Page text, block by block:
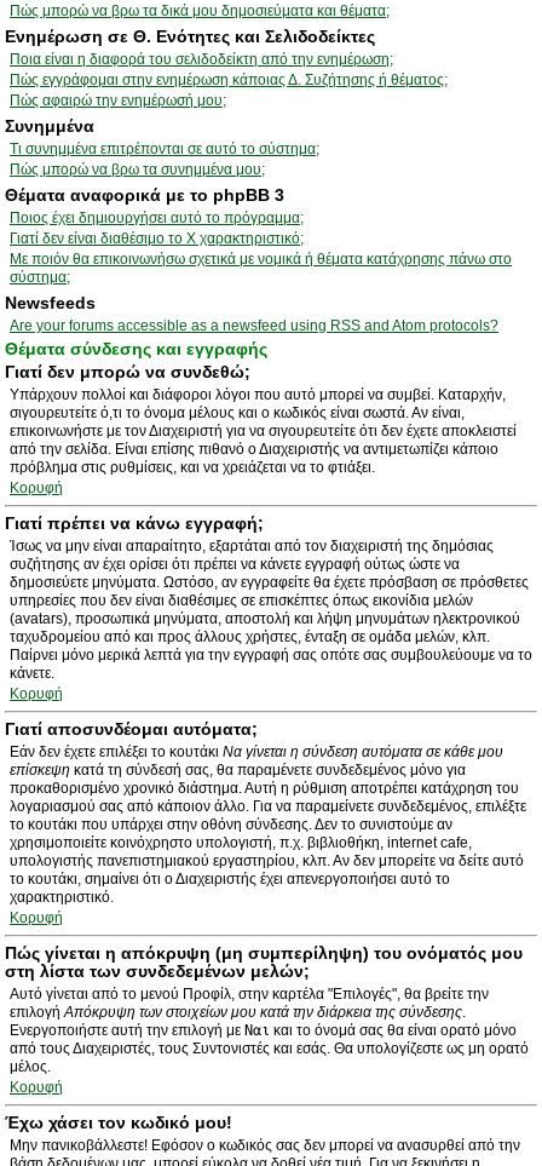
Πώς μπορώ να βρω τα δικά μου δημοσιεύματα και θέματα;
Ενημέρωση σε Θ. Ενότητες και Σελιδοδείκτες
Ποια είναι η διαφορά του σελιδοδείκτη από την ενημέρωση;
Πώς εγγράφομαι στην ενημέρωση κάποιας Δ. Συζήτησης ή θέματος;
Πώς αφαιρώ την ενημέρωσή μου;
Συνημμένα
Τι συνημμένα επιτρέπονται σε αυτό το σύστημα;
Πώς μπορώ να βρω τα συνημμένα μου;
Θέματα αναφορικά με το phpBB 3
Ποιος έχει δημιουργήσει αυτό το πρόγραμμα;
Γιατί δεν είναι διαθέσιμο το Χ χαρακτηριστικό;
Με ποιόν θα επικοινωνήσω σχετικά με νομικά ή θέματα κατάχρησης πάνω στο
σύστημα;
Newsfeeds
Are your forums accessible as a newsfeed using RSS and Atom protocols?
Θέματα σύνδεσης και εγγραφής
Γιατί δεν μπορώ να συνδεθώ;
Υπάρχουν πολλοί και διάφοροι λόγοι που αυτό μπορεί να συμβεί. Καταρχήν,
σιγουρευτείτε ό,τι το όνομα μέλους και ο κωδικός είναι σωστά. Αν είναι,
επικοινωνήστε με τον Διαχειριστή για να σιγουρευτείτε ότι δεν έχετε αποκλειστεί
από την σελίδα. Είναι επίσης πιθανό ο Διαχειριστής να αντιμετωπίζει κάποιο
πρόβλημα στις ρυθμίσεις, και να χρειάζεται να το φτιάξει.
Κορυφή
Γιατί πρέπει να κάνω εγγραφή;
Ίσως να μην είναι απαραίτητο, εξαρτάται από τον διαχειριστή της δημόσιας
συζήτησης αν έχει ορίσει ότι πρέπει να κάνετε εγγραφή ούτως ώστε να
δημοσιεύετε μηνύματα. Ωστόσο, αν εγγραφείτε θα έχετε πρόσβαση σε πρόσθετες
υπηρεσίες που δεν είναι διαθέσιμες σε επισκέπτες όπως εικονίδια μελών
(avatars), προσωπικά μηνύματα, αποστολή και λήψη μηνυμάτων ηλεκτρονικού
ταχυδρομείου από και προς άλλους χρήστες, ένταξη σε ομάδα μελών, κλπ.
Παίρνει μόνο μερικά λεπτά για την εγγραφή σας οπότε σας συμβουλεύουμε να το
κάνετε.
Κορυφή
Γιατί αποσυνδέομαι αυτόματα;
Εάν δεν έχετε επιλέξει το κουτάκι Να γίνεται η σύνδεση αυτόματα σε κάθε μου
επίσκεψη κατά τη σύνδεσή σας, θα παραμένετε συνδεδεμένος μόνο για
προκαθορισμένο χρονικό διάστημα. Αυτή η ρύθμιση αποτρέπει κατάχρηση του
λογαριασμού σας από κάποιον άλλο. Για να παραμείνετε συνδεδεμένος, επιλέξτε
το κουτάκι που υπάρχει στην οθόνη σύνδεσης. Δεν το συνιστούμε αν
χρησιμοποιείτε κοινόχρηστο υπολογιστή, π.χ. βιβλιοθήκη, internet cafe,
υπολογιστής πανεπιστημιακού εργαστηρίου, κλπ. Αν δεν μπορείτε να δείτε αυτό
το κουτάκι, σημαίνει ότι ο Διαχειριστής έχει απενεργοποιήσει αυτό το
χαρακτηριστικό.
Κορυφή
Πώς γίνεται η απόκρυψη (μη συμπερίληψη) του ονόματός μου
στη λίστα των συνδεδεμένων μελών;
Αυτό γίνεται από το μενού Προφίλ, στην καρτέλα "Επιλογές", θα βρείτε την
επιλογήΑπόκρυψη των στοιχείων μου κατά την διάρκεια της σύνδεσης.
Ενεργοποιήστε αυτή την επιλογή με Ναι και το όνομά σας θα είναι ορατό μόνο
από τους Διαχειριστές, τους Συντονιστές και εσάς. Θα υπολογίζεστε ως μη ορατό
μέλος.
Κορυφή
Έχω χάσει τον κωδικό μου!
Μην πανικοβάλλεστε! Εφόσον ο κωδικός σας δεν μπορεί να ανασυρθεί από την